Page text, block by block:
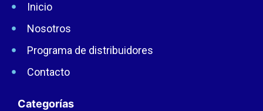
Inicio
Nosotros
Programa de distribuidores
Contacto
Categorías